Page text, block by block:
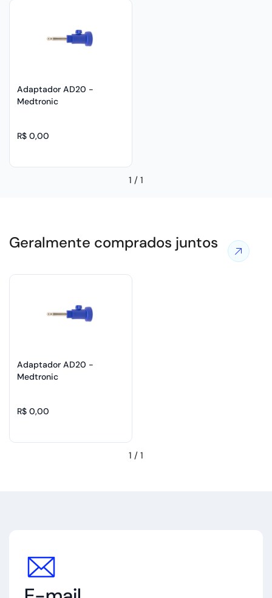
Adaptador AD20 -
Medtronic
R$ 0,00
1 / 1
Geralmente comprados juntos Ver
mais
Adaptador AD20 -
Medtronic
R$ 0,00
1 / 1